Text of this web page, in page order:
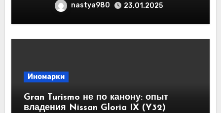
nastya980 23.01.2025
Иномарки
Gran Turismo не по канону: опыт
владения Nissan Gloria IX (Y32)